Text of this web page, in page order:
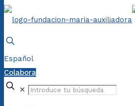
Español
Colabora
✕